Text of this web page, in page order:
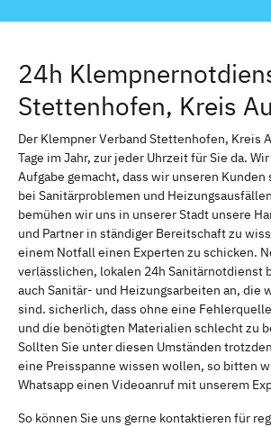
24h
Stettenhofen, Kreis
Der Klempner Verband Stettenhofen, Kreis
Tage im Jahr, zur jeder Uhrzeit für Sie da.
Aufgabe gemacht, dass wir unseren
bei Sanitärproblemen und
bemühen wir uns in unserer Stadt unsere
und Partner in ständiger Bereitschaft zu
einem Notfall einen Experten zu schicken.
verlässlichen, lokalen 24h Sanitärnotdienst
auch Sanitär- und Heizungsarbeiten an, die
sind. sicherlich, dass ohne eine
und die benötigten Materialien schlecht zu
Sollten Sie unter diesen Umständen
eine Preisspanne wissen wollen, so bitten
Whatsapp einen Videoanruf mit unserem
So können Sie uns gerne kontaktieren für